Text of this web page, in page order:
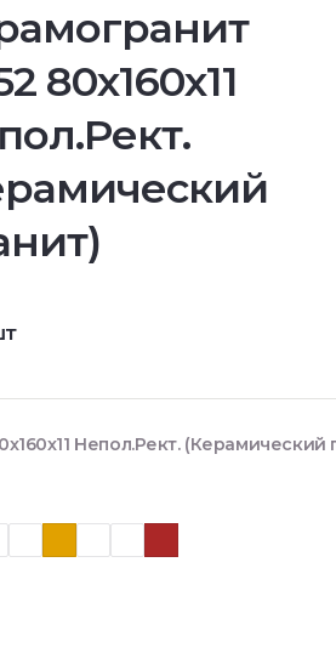
80x160x11
Непол.Рект. (Керамический